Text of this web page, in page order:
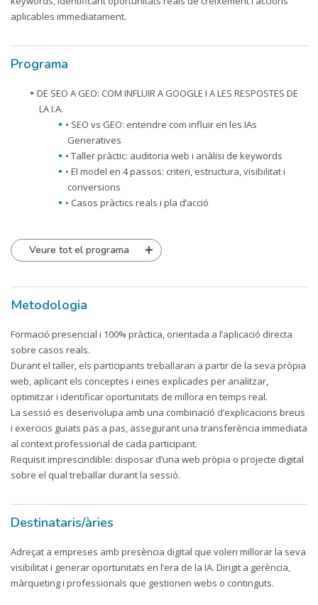
aplicables immediatament.
Programa
DE SEO A GEO: COM INFLUIR A GOOGLE I A LES RESPOSTES DE
LA I.A.
• SEO vs GEO: entendre com influir en les IAs
Generatives
• Taller pràctic: auditoria web i anàlisi de keywords
• El model en 4 passos: criteri, estructura, visibilitat i
conversions
• Casos pràctics reals i pla d’acció
Veure tot el programa
Metodologia
Formació presencial i 100% pràctica, orientada a l’aplicació directa
sobre casos reals.
Durant el taller, els participants treballaran a partir de la seva pròpia
web, aplicant els conceptes i eines explicades per analitzar,
optimitzar i identificar oportunitats de millora en temps real.
La sessió es desenvolupa amb una combinació d’explicacions breus
i exercicis guiats pas a pas, assegurant una transferència immediata
al context professional de cada participant.
Requisit imprescindible: disposar d’una web pròpia o projecte digital
sobre el qual treballar durant la sessió.
Destinataris/àries
Adreçat a empreses amb presència digital que volen millorar la seva
visibilitat i generar oportunitats en l’era de la IA. Dirigit a gerència,
màrqueting i professionals que gestionen webs o continguts.